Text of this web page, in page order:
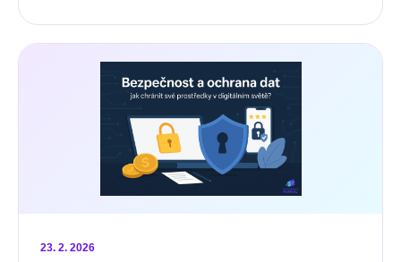
23. 2. 2026